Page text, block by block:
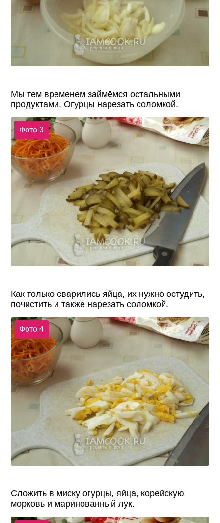
Мы тем временем займёмся остальными
продуктами. Огурцы нарезать соломкой.
Фото 3
Как только сварились яйца, их нужно остудить,
почистить и также нарезать соломкой.
Фото 4
Сложить в миску огурцы, яйца, корейскую
морковь и маринованный лук.